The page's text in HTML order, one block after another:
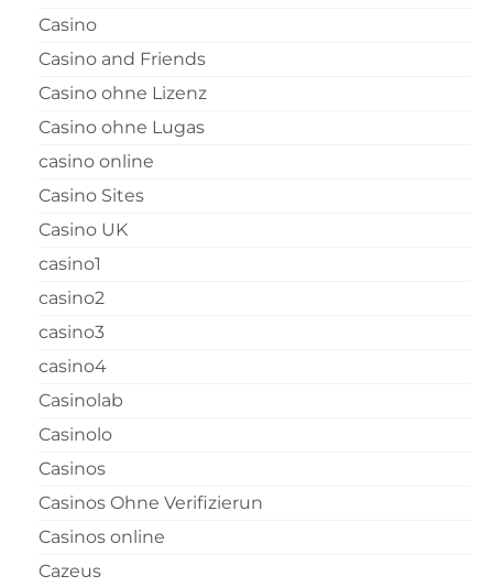
Casino
Casino and Friends
Casino ohne Lizenz
Casino ohne Lugas
casino online
Casino Sites
Casino UK
casino1
casino2
casino3
casino4
Casinolab
Casinolo
Casinos
Casinos Ohne Verifizierun
Casinos online
Cazeus